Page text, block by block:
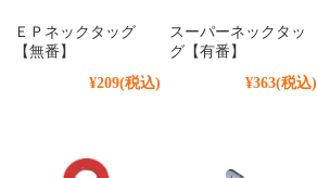
ＥＰネックタッグ
【無番】
¥209(税込)
スーパーネックタッ
グ【有番】
¥363(税込)